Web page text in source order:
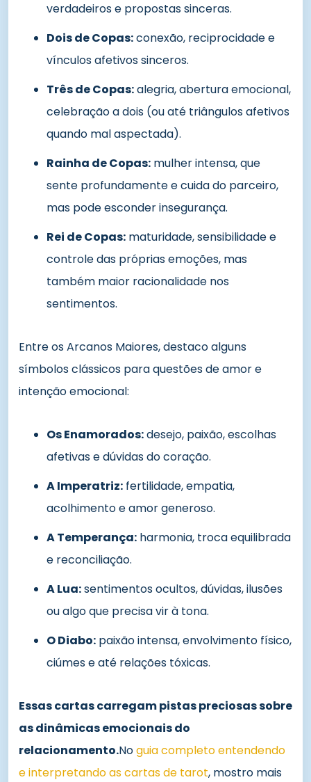
verdadeiros e propostas sinceras.
Dois de Copas:conexão, reciprocidade e
vínculos afetivos sinceros.
Três de Copas:alegria, abertura emocional,
celebração a dois (ou até triângulos afetivos
quando mal aspectada).
Rainha de Copas: mulher intensa, que
sente profundamente e cuida do parceiro,
mas pode esconder insegurança.
Rei de Copas: maturidade, sensibilidade e
controle das próprias emoções, mas
também maior racionalidade nos
sentimentos.
Entre os Arcanos Maiores, destaco alguns
símbolos clássicos para questões de amor e
intenção emocional:
Os Enamorados:desejo, paixão, escolhas
afetivas e dúvidas do coração.
A Imperatriz: fertilidade, empatia,
acolhimento e amor generoso.
A Temperança: harmonia, troca equilibrada
e reconciliação.
A Lua:sentimentos ocultos, dúvidas, ilusões
ou algo que precisa vir à tona.
O Diabo: paixão intensa, envolvimento físico,
ciúmes e até relações tóxicas.
Essas cartas carregam pistas preciosas sobre
as dinâmicas emocionais do
relacionamento.Noguia completo entendendo
e interpretando as cartas de tarot, mostro mais